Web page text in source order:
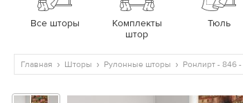
Все шторы
Комплекты
штор
Тюль
Главная Шторы Рулонные шторы Ронлирт - 846